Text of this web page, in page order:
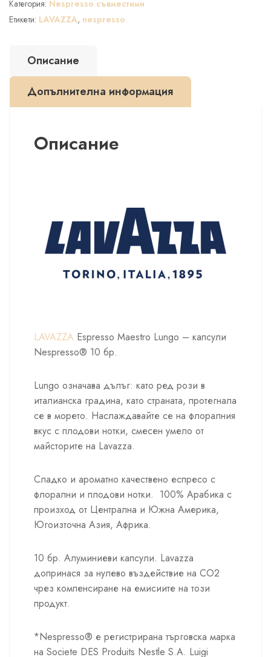
Espresso
Maestro
капсули
Nespresso®
бр.
Категория: Nespresso съвместими
Етикети: LAVAZZA, nespresso
Описание
Допълнителна информация
Описание
LAVAZZA Espresso Maestro Lungo – капсули
Nespresso® 10 бр.
Lungo означава дълъг: като ред рози в
италианска градина, като страната, протегнала
се в морето. Наслаждавайте се на флоралния
вкус с плодови нотки, смесен умело от
майсторите на Lavazza.
Сладко и ароматно качествено еспресо с
флорални и плодови нотки. 100% Арабика с
произход от Централна и Южна Америка,
Югоизточна Азия, Африка.
10 бр. Алуминиеви капсули. Lavazza
допринася за нулево въздействие на CO2
чрез компенсиране на емисиите на този
продукт.
*Nespresso® е регистрирана търговска марка
на Societe DES Produits Nestle S.A. Luigi